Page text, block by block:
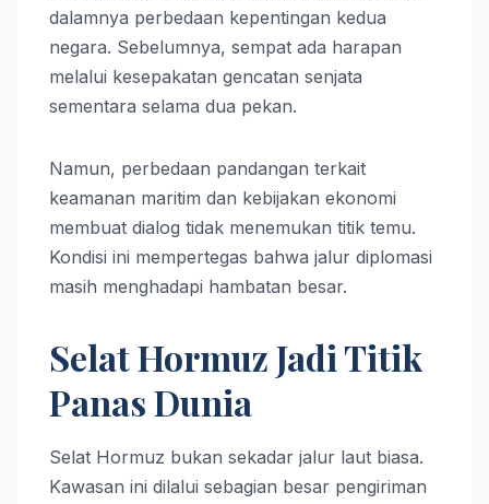
dalamnya perbedaan kepentingan kedua
negara. Sebelumnya, sempat ada harapan
melalui kesepakatan gencatan senjata
sementara selama dua pekan.
Namun, perbedaan pandangan terkait
keamanan maritim dan kebijakan ekonomi
membuat dialog tidak menemukan titik temu.
Kondisi ini mempertegas bahwa jalur diplomasi
masih menghadapi hambatan besar.
Selat Hormuz Jadi Titik
Panas Dunia
Selat Hormuz bukan sekadar jalur laut biasa.
Kawasan ini dilalui sebagian besar pengiriman